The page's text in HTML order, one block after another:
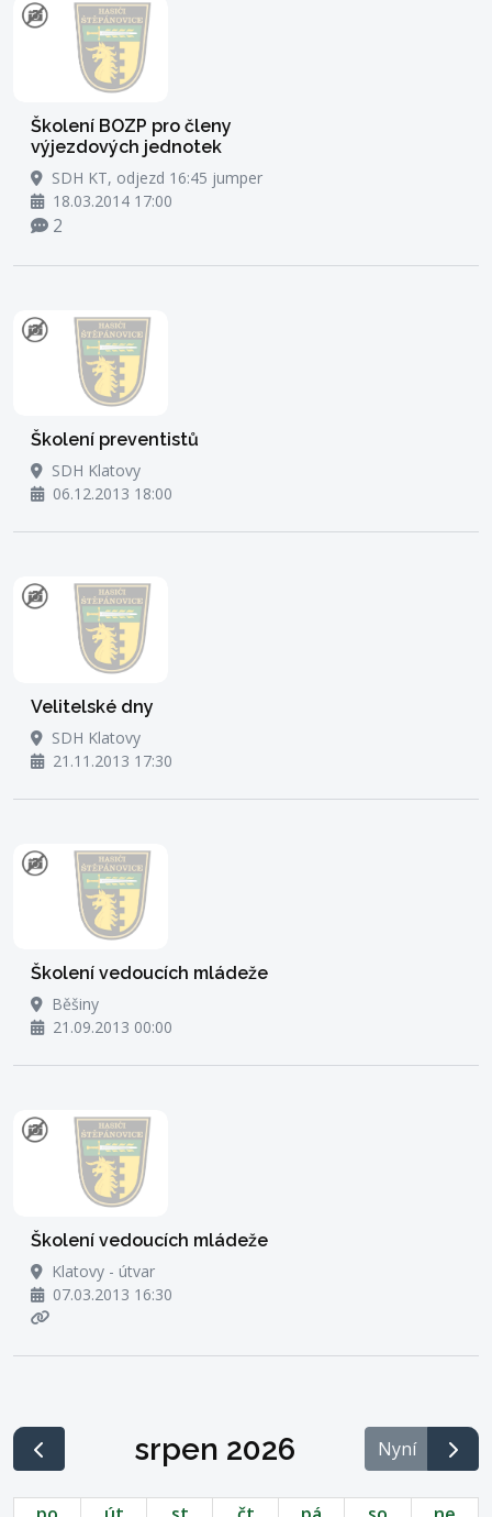
Školení BOZP pro členy
výjezdových jednotek
SDH KT, odjezd 16:45 jumper
18.03.2014 17:00
2
Školení preventistů
SDH Klatovy
06.12.2013 18:00
Velitelské dny
SDH Klatovy
21.11.2013 17:30
Školení vedoucích mládeže
Běšiny
21.09.2013 00:00
Školení vedoucích mládeže
Klatovy - útvar
07.03.2013 16:30
srpen 2026 Nyní